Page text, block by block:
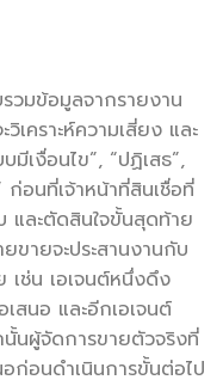
รวมข้อมูลจากรายงาน
เคราะห์ความเสี่ยง และ
มีเงื่อนไข”, “ปฏิเสธ”,
อนที่เจ้าหน้าที่สินเชื่อที่
และตัดสินใจขั้นสุดท้าย
ขายจะประสานงานกับ
เช่น เอเจนต์หนึ่งดึง
สนอ และอีกเอเจนต์
นผู้จัดการขายตัวจริงที่
ก่อนดำเนินการขั้นต่อไป